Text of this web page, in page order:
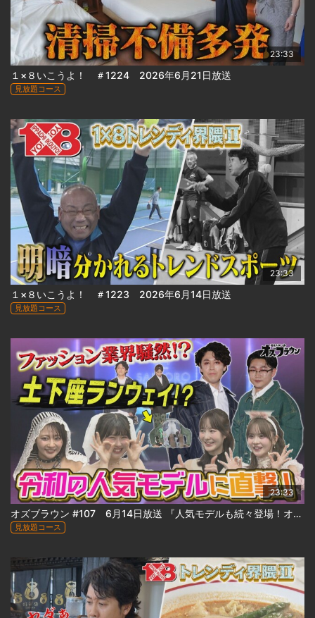
23:33
１×８いこうよ！ ＃1224 2026年6月21日放送
見放題コース
23:33
１×８いこうよ！ ＃1223 2026年6月14日放送
見放題コース
23:33
オズブラウン #107 6月14日放送 『人気モデルも続々登場！オズワルド札幌コレクション出陣 』
見放題コース